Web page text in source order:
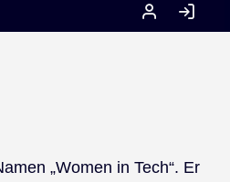
MEIN
ACCOUNT
„Women in Tech“. Er